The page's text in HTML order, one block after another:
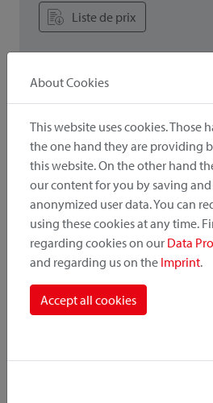
Liste de prix
! Wichtig
Lors de la combinaison
capacité de charge / charge utile
Intéressant aussi
About Cookies
This website uses cookies. Those
the one hand they are providing
this website. On the other hand
our content for you by saving
anonymized user data. You can
using these cookies at any time.
regarding cookies on our Data
and regarding us on the Imprint.
Accept all cookies